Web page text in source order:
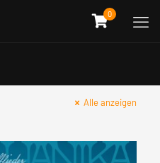
0
Alle anzeigen